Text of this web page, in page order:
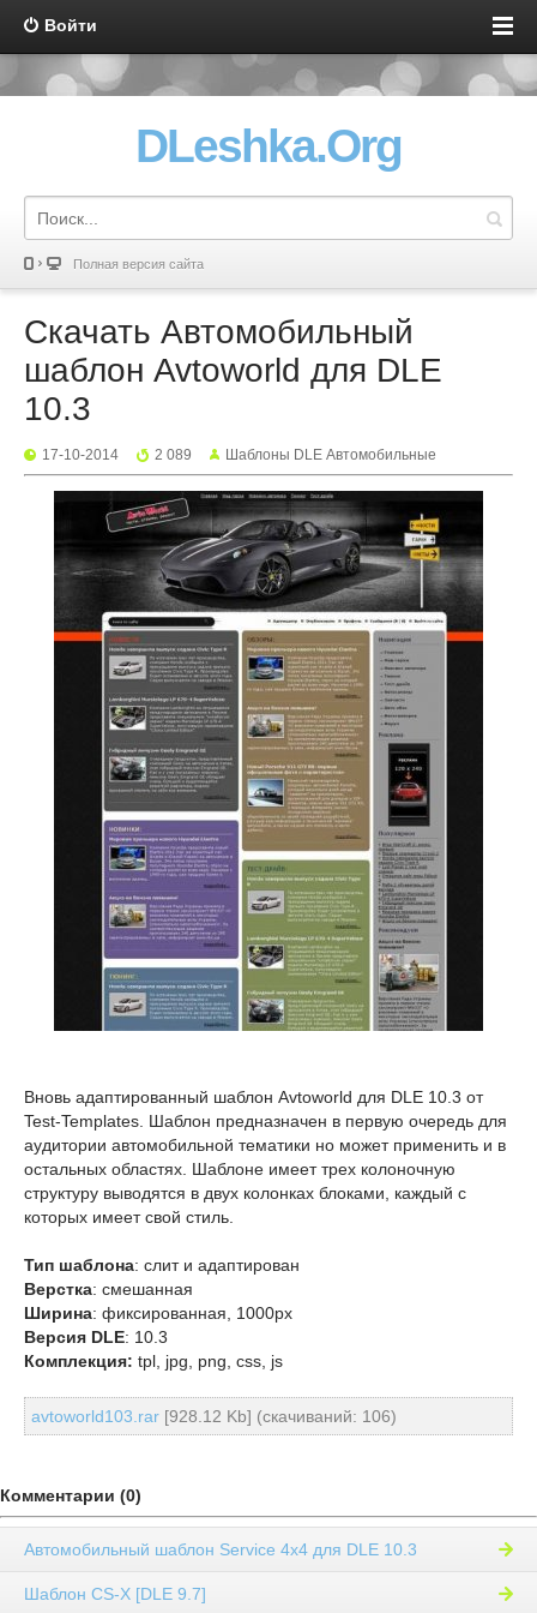
Войти
DLeshka.Org
Полная версия сайта
Скачать Автомобильный
шаблон Avtoworld для DLE
10.3
17-10-2014 2 089 Шаблоны DLE Автомобильные
Вновь адаптированный шаблон Avtoworld для DLE 10.3 от
Test-Templates. Шаблон предназначен в первую очередь для
аудитории автомобильной тематики но может применить и в
остальных областях. Шаблоне имеет трех колоночную
структуру выводятся в двух колонках блоками, каждый с
которых имеет свой стиль.
Тип шаблона: слит и адаптирован
Верстка: смешанная
Ширина: фиксированная, 1000px
Версия DLE: 10.3
Комплекция: tpl, jpg, png, css, js
avtoworld103.rar [928.12 Kb] (cкачиваний: 106)
Комментарии (0)
Автомобильный шаблон Service 4x4 для DLE 10.3
Шаблон CS-X [DLE 9.7]